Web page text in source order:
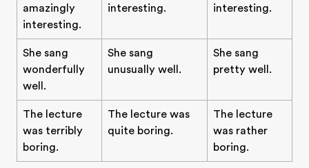
amazingly
interesting.
interesting. interesting.
She sang
wonderfully
well.
She sang
unusually well.
She sang
pretty well.
The lecture
was terribly
boring.
The lecture was
quite boring.
The lecture
was rather
boring.